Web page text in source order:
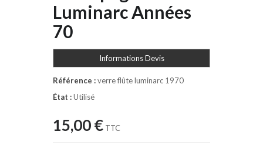
Luminarc Années
70
Informations Devis
Référence :verre flûte luminarc 1970
État :Utilisé
15,00 € TTC